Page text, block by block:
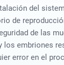
del
de
de las
los embriones
error en el